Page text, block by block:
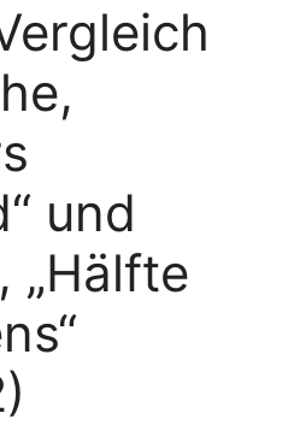
und
„Hälfte